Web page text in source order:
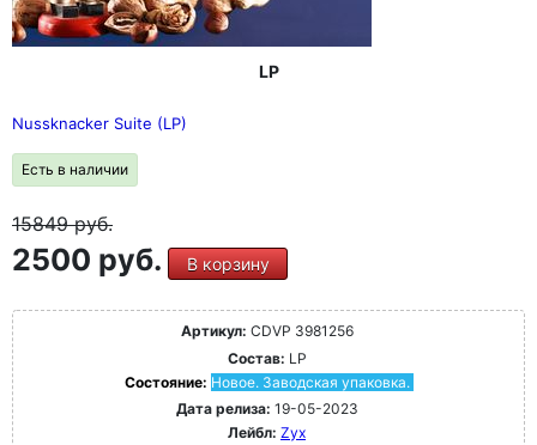
LP
Nussknacker Suite (LP)
Есть в наличии
15849руб.
2500 руб. В корзину
Артикул: CDVP 3981256
Состав: LP
Состояние: Новое. Заводская упаковка.
Дата релиза: 19-05-2023
Лейбл: Zyx